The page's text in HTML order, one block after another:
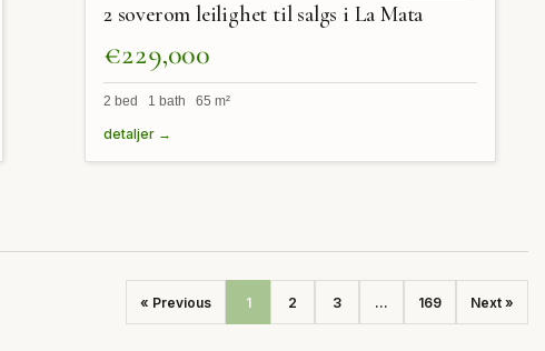
2 soverom leilighet til salgs i La Mata
€229,000
2 bed 1 bath 65 m²
detaljer →
« Previous 1 2 3 ... 169 Next »